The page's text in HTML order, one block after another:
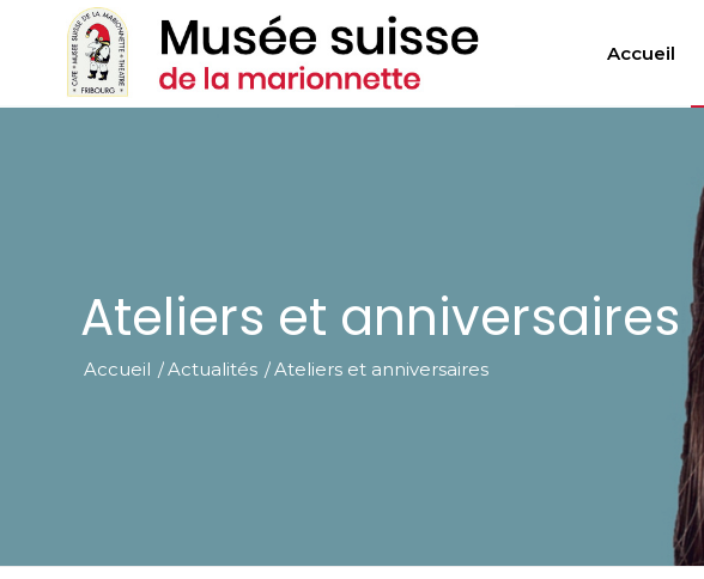
Accueil
Ateliers et anniversaires
Accueil /Actualités /Ateliers et anniversaires